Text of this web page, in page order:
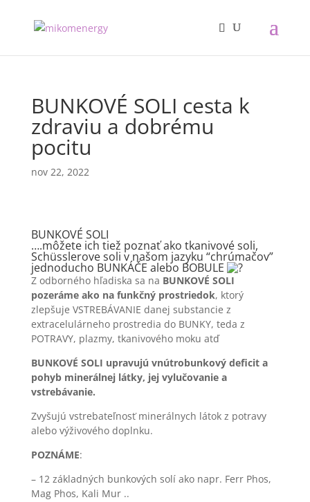
BUNKOVÉ SOLI cesta k
zdraviu a dobrému
pocitu
nov 22, 2022
BUNKOVÉ SOLI
….môžete ich tiež poznať ako tkanivové soli,
Schüsslerove soli v našom jazyku “chrúmačov”
jednoducho BUNKÁČE alebo BOBULE
Z odborného hľadiska sa na BUNKOVÉ SOLI
pozeráme ako na funkčný prostriedok, ktorý
zlepšuje VSTREBÁVANIE danej substancie z
extracelulárneho prostredia do BUNKY, teda z
POTRAVY, plazmy, tkanivového moku atď
BUNKOVÉ SOLI upravujú vnútrobunkový deficit a
pohyb minerálnej látky, jej vylučovanie a
vstrebávanie.
Zvyšujú vstrebateľnosť minerálnych látok z potravy
alebo výživového doplnku.
POZNÁME:
– 12 základných bunkových solí ako napr. Ferr Phos,
Mag Phos, Kali Mur ..